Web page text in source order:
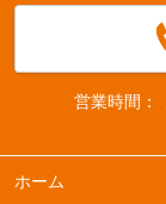
営業時間：
ホーム